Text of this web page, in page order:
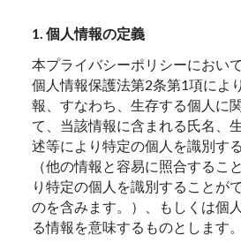
1. 個人情報の定義
本プライバシーポリシーにおい
個人情報保護法第2条第1項によ
報、すなわち、生存する個人に
て、当該情報に含まれる氏名、
述等により特定の個人を識別す
（他の情報と容易に照合するこ
り特定の個人を識別することが
のを含みます。）、もしくは個
る情報を意味するものとします。